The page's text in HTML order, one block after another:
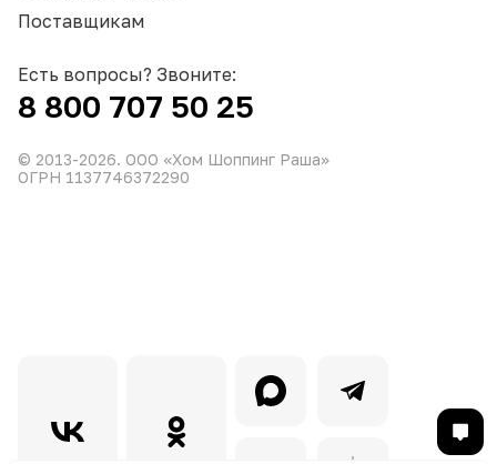
Поставщикам
Есть вопросы? Звоните:
8 800 707 50 25
© 2013-2026. ООО «Хом Шоппинг Раша»
ОГРН 1137746372290